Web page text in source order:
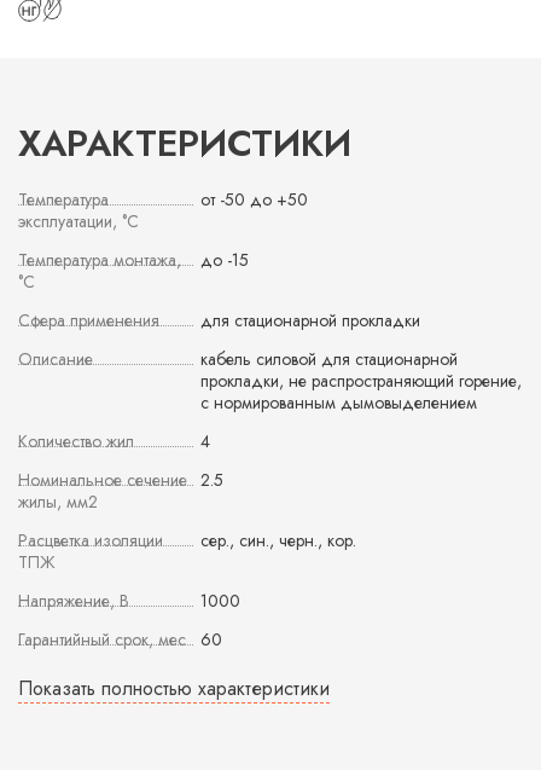
ХАРАКТЕРИСТИКИ
Температура
эксплуатации, °С
от -50 до +50
Температура монтажа,
°С
до -15
Сфера применения
для стационарной прокладки
Описание
кабель силовой для стационарной
прокладки, не распространяющий горение,
с нормированным дымовыделением
Количество жил
4
Номинальное сечение
жилы, мм2
2.5
Расцветка изоляции
ТПЖ
сер., син., черн., кор.
Напряжение, В
1000
Гарантийный срок, мес
60
Показать полностью характеристики